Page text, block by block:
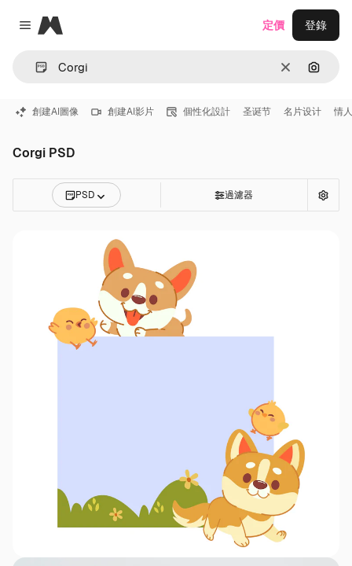
Close menu
Magnific
清除 通過圖
定價 登錄
創建AI圖像 創建AI影片 個性化設計 圣诞节 名片设计 情
Corgi PSD
PSD 過濾器